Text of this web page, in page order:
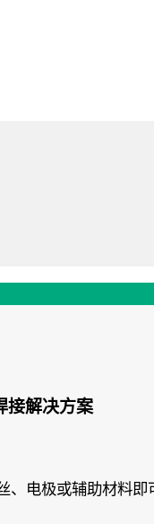
接解决方案
、电极或辅助材料